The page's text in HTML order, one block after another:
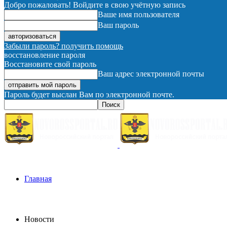
Добро пожаловать! Войдите в свою учётную запись
Ваше имя пользователя
Ваш пароль
Забыли пароль? получить помощь
восстановление пароля
Восстановите свой пароль
Ваш адрес электронной почты
Пароль будет выслан Вам по электронной почте.
Главная
Новости